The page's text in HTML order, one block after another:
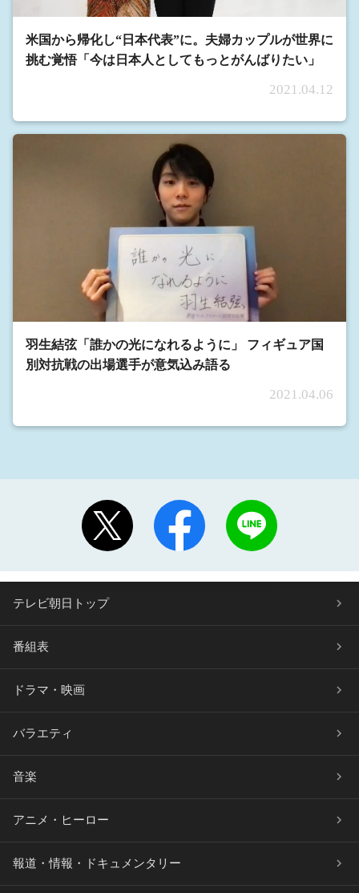
米国から帰化し“日本代表”に。夫婦カップルが世界に
挑む覚悟「今は日本人としてもっとがんばりたい」
2021.04.12
羽生結弦「誰かの光になれるように」 フィギュア国
別対抗戦の出場選手が意気込み語る
2021.04.06
テレビ朝日トップ
番組表
ドラマ・映画
バラエティ
音楽
アニメ・ヒーロー
報道・情報・ドキュメンタリー